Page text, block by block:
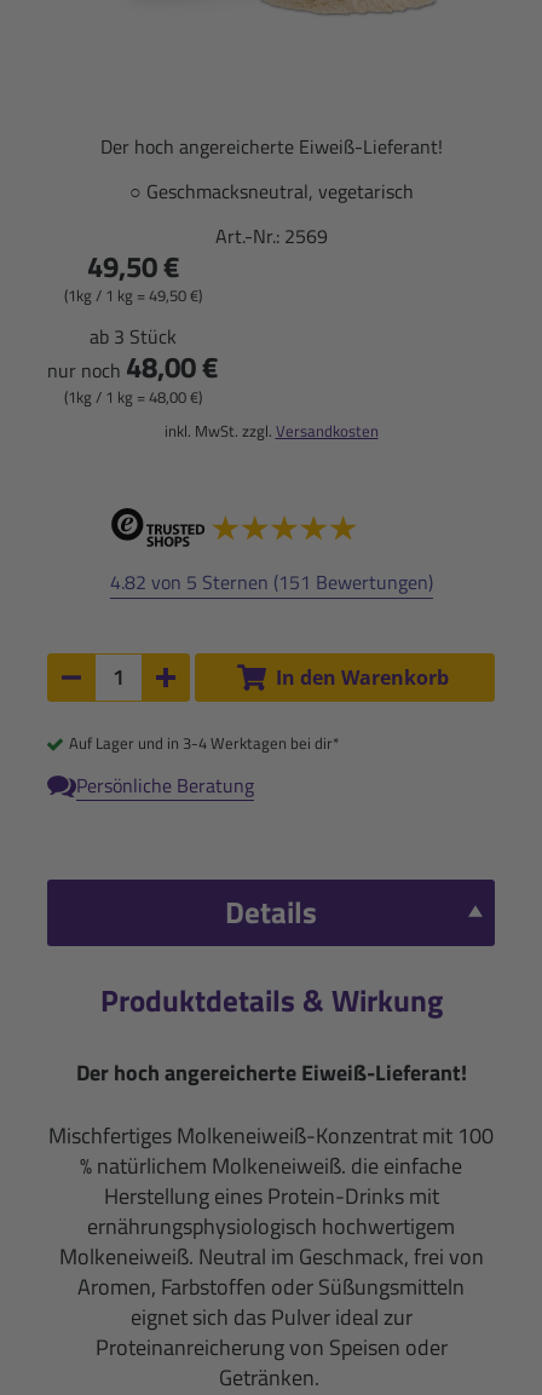
Der hoch angereicherte Eiweiß-Lieferant!
○ Geschmacksneutral, vegetarisch
Art.-Nr.: 2569
49,50 €
(1kg / 1 kg = 49,50 €)
ab 3 Stück
nur noch 48,00 €
(1kg / 1 kg = 48,00 €)
inkl. MwSt. zzgl. Versandkosten
4.82 von 5 Sternen (151 Bewertungen)
Anzahl:
Anzahl um 1 verringern
Anzahl um 1 erhöhen
In den Warenkorb
Auf Lager und in 3-4 Werktagen bei dir*
Persönliche Beratung
Details
Produktdetails & Wirkung
Der hoch angereicherte Eiweiß-Lieferant!
Mischfertiges Molkeneiweiß-Konzentrat mit 100
% natürlichem Molkeneiweiß. die einfache
Herstellung eines Protein-Drinks mit
ernährungsphysiologisch hochwertigem
Molkeneiweiß. Neutral im Geschmack, frei von
Aromen, Farbstoffen oder Süßungsmitteln
eignet sich das Pulver ideal zur
Proteinanreicherung von Speisen oder
Getränken.